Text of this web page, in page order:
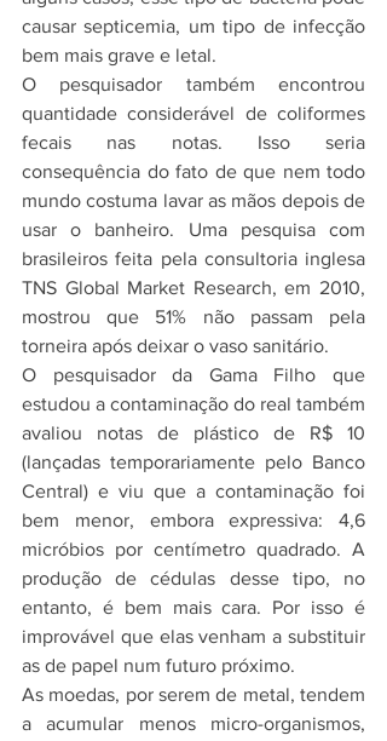
causar septicemia, um tipo de infecção
bem mais grave e letal.
O pesquisador também encontrou
quantidade considerável de coliformes
fecais nas notas. Isso seria
consequência do fato de que nem todo
mundo costuma lavar as mãos depois de
usar o banheiro. Uma pesquisa com
brasileiros feita pela consultoria inglesa
TNS Global Market Research, em 2010,
mostrou que 51% não passam pela
torneira após deixar o vaso sanitário.
O pesquisador da Gama Filho que
estudou a contaminação do real também
avaliou notas de plástico de R$ 10
(lançadas temporariamente pelo Banco
Central) e viu que a contaminação foi
bem menor, embora expressiva: 4,6
micróbios por centímetro quadrado. A
produção de cédulas desse tipo, no
entanto, é bem mais cara. Por isso é
improvável que elas venham a substituir
as de papel num futuro próximo.
As moedas, por serem de metal, tendem
a acumular menos micro-organismos,